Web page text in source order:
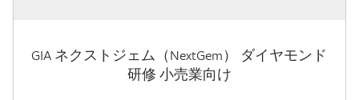
GIA ネクストジェム（NextGem） ダイヤモンド
研修 小売業向け